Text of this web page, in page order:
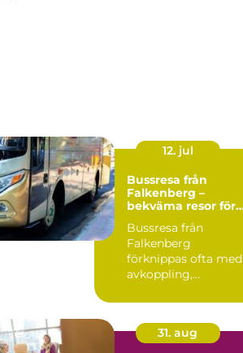
12. jul
Bussresa från
Falkenberg –
bekväma resor för
Bussresa från
Falkenberg
förknippas ofta med
avkoppling,
planering d&...
31. aug